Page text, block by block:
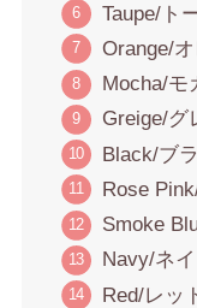
Taupe/ト
Orange/
Mocha/モ
Greige/グ
Black/ブ
Rose
Smoke
Navy/ネ
Red/レッ